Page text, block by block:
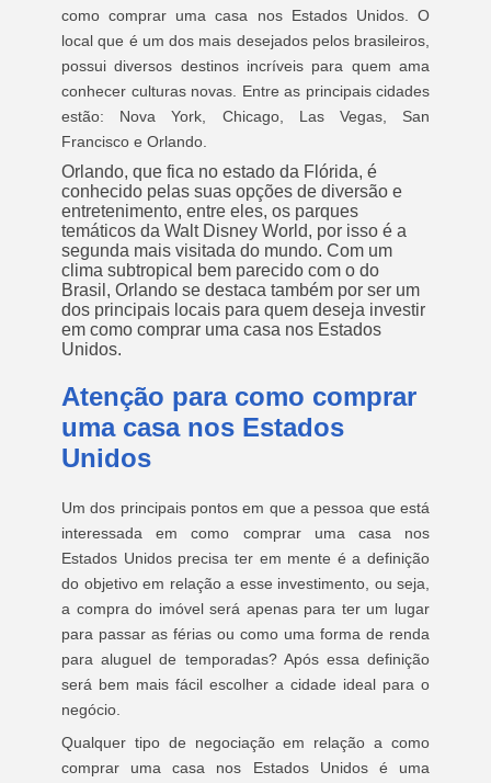
como comprar uma casa nos Estados Unidos. O
local que é um dos mais desejados pelos brasileiros,
possui diversos destinos incríveis para quem ama
conhecer culturas novas. Entre as principais cidades
estão: Nova York, Chicago, Las Vegas, San
Francisco e Orlando.
Orlando, que fica no estado da Flórida, é
conhecido pelas suas opções de diversão e
entretenimento, entre eles, os parques
temáticos da Walt Disney World, por isso é a
segunda mais visitada do mundo. Com um
clima subtropical bem parecido com o do
Brasil, Orlando se destaca também por ser um
dos principais locais para quem deseja investir
em como comprar uma casa nos Estados
Unidos.
Atenção para como comprar
uma casa nos Estados
Unidos
Um dos principais pontos em que a pessoa que está
interessada em como comprar uma casa nos
Estados Unidos precisa ter em mente é a definição
do objetivo em relação a esse investimento, ou seja,
a compra do imóvel será apenas para ter um lugar
para passar as férias ou como uma forma de renda
para aluguel de temporadas? Após essa definição
será bem mais fácil escolher a cidade ideal para o
negócio.
Qualquer tipo de negociação em relação a como
comprar uma casa nos Estados Unidos é uma